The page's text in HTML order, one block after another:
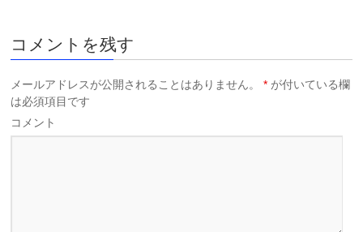
コメントを残す
メールアドレスが公開されることはありません。 * が付いている欄
は必須項目です
コメント